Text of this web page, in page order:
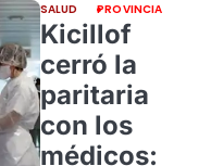
SALUD PROVINCIA
Kicillof
cerró la
paritaria
con los
médicos: